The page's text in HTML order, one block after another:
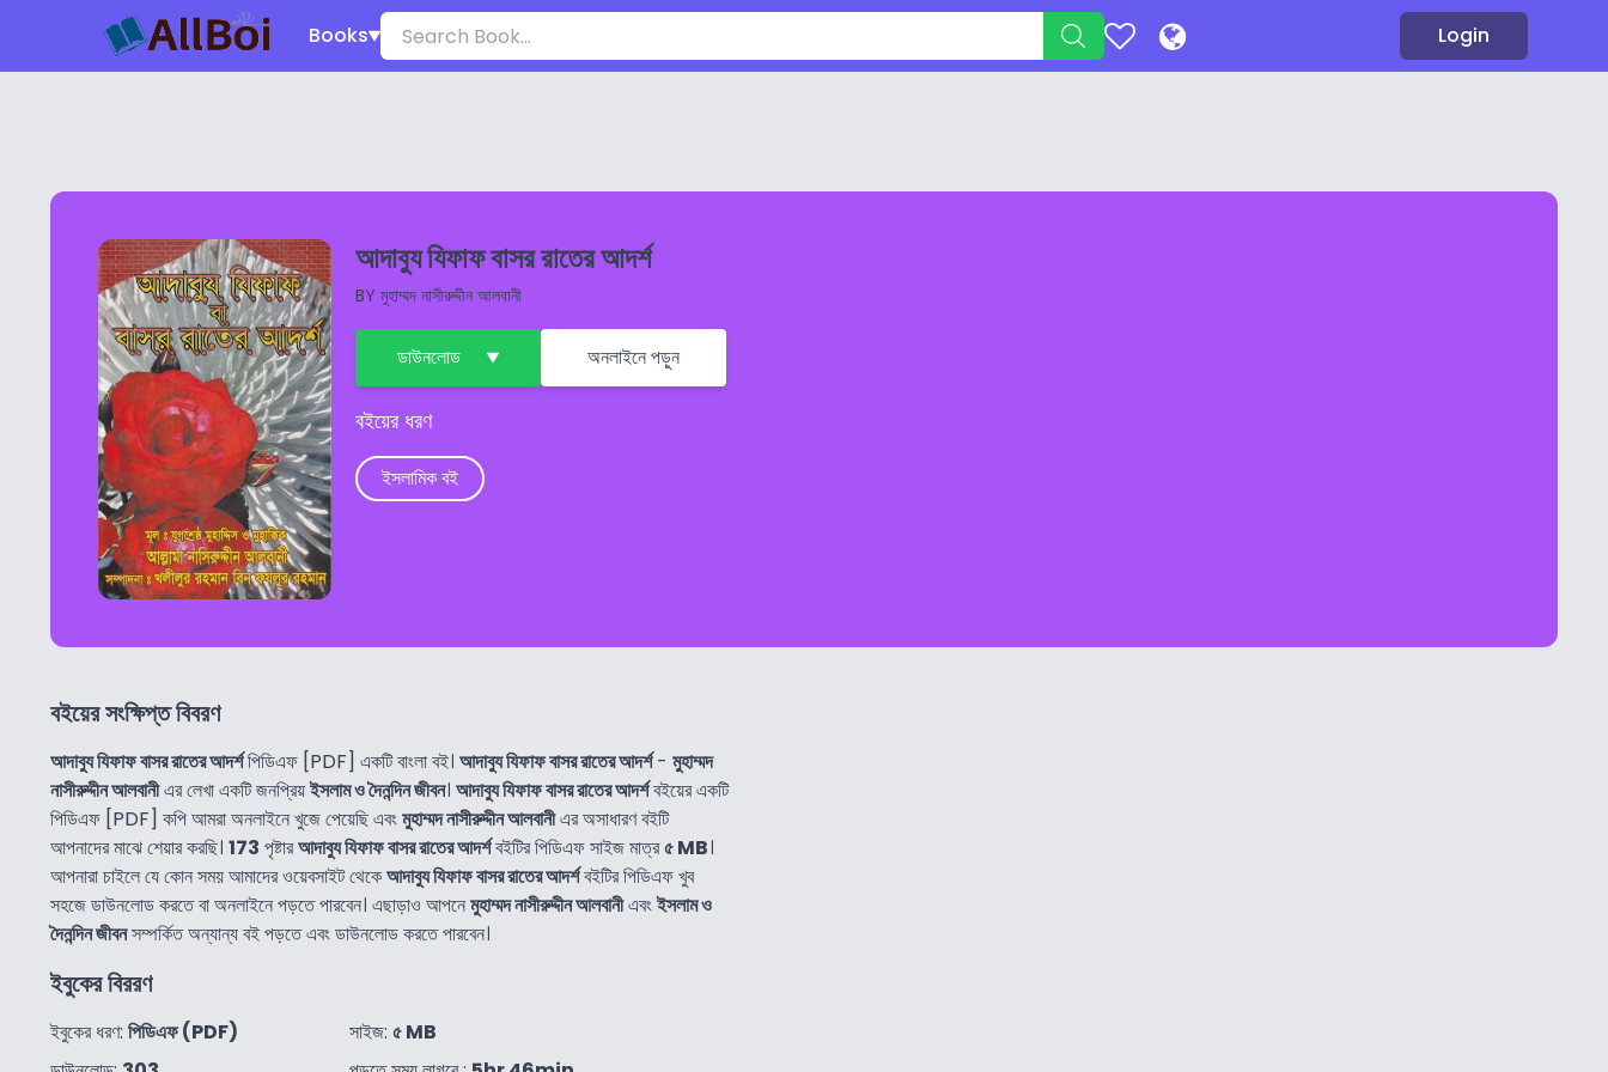
Books Login
আদাবুয যিফাফ বাসর রাতের আদর্শ
BY মুহাম্মদ নাসীরুদ্দীন আলবানী
ডাউনলোড অনলাইনে পড়ুন
বইয়ের ধরণ
ইসলামিক বই
বইয়ের সংক্ষিপ্ত বিবরণ
আদাবুয যিফাফ বাসর রাতের আদর্শপিডিএফ [PDF] একটি বাংলা বই। আদাবুয যিফাফ বাসর রাতের আদর্শ- মুহাম্মদ
নাসীরুদ্দীন আলবানীএর লেখা একটি জনপ্রিয়ইসলাম ও দৈনন্দিন জীবন। আদাবুয যিফাফ বাসর রাতের আদর্শবইয়ের একটি
পিডিএফ [PDF] কপি আমরা অনলাইনে খুজে পেয়েছি এবংমুহাম্মদ নাসীরুদ্দীন আলবানীএর অসাধারণ বইটি
আপনাদের মাঝে শেয়ার করছি। 173 পৃষ্টারআদাবুয যিফাফ বাসর রাতের আদর্শবইটির পিডিএফ সাইজ মাত্র৫ MB।
আপনারা চাইলে যে কোন সময় আমাদের ওয়েবসাইট থেকেআদাবুয যিফাফ বাসর রাতের আদর্শবইটির পিডিএফ খুব
সহজে ডাউনলোড করতে বা অনলাইনে পড়তে পারবেন। এছাড়াও আপনেমুহাম্মদ নাসীরুদ্দীন আলবানীএবংইসলাম ও
দৈনন্দিন জীবনসম্পর্কিত অন্যান্য বই পড়তে এবং ডাউনলোড করতে পারবেন।
ইবুকের বিররণ
ইবুকের ধরণ: পিডিএফ (PDF)
সাইজ: ৫ MB